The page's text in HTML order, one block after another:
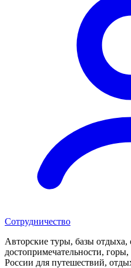
Сотрудничество
Авторские туры, базы отдыха,
достопримечательности,
России для путешествий,